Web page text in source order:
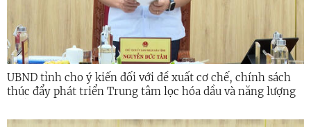
UBND tỉnh cho ý kiến đối với đề xuất cơ chế, chính sách
thúc đẩy phát triển Trung tâm lọc hóa dầu và năng lượng